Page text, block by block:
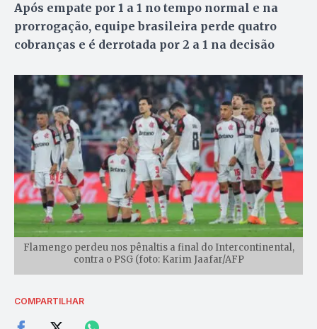
Após empate por 1 a 1 no tempo normal e na
prorrogação, equipe brasileira perde quatro
cobranças e é derrotada por 2 a 1 na decisão
Flamengo perdeu nos pênaltis a final do Intercontinental,
contra o PSG (foto: Karim Jaafar/AFP
COMPARTILHAR